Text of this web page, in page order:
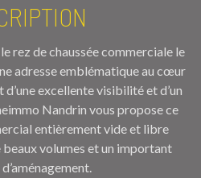
rez de chaussée commerciale le
adresse emblématique au cœur
excellente visibilité et d’un
Nandrin vous propose ce
entièrement vide et libre
volumes et un important